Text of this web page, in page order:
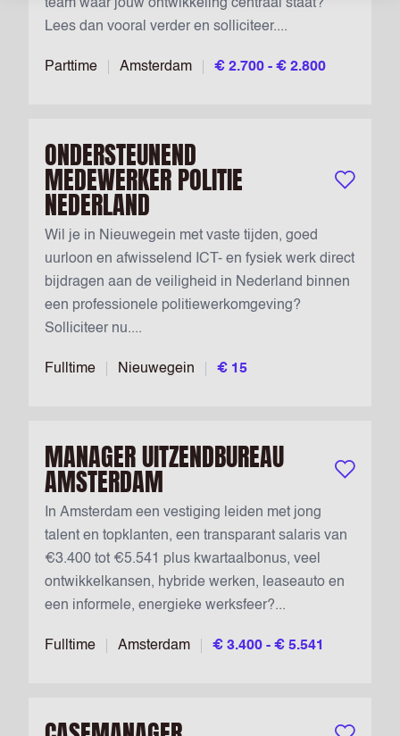
Parttime Amsterdam € 2.700 - € 2.800
team waar jouw ontwikkeling centraal staat?
Lees dan vooral verder en solliciteer....
ONDERSTEUNEND
MEDEWERKER POLITIE
NEDERLAND Bewaar
Fulltime Nieuwegein € 15
Wil je in Nieuwegein met vaste tijden, goed
uurloon en afwisselend ICT- en fysiek werk direct
bijdragen aan de veiligheid in Nederland binnen
een professionele politiewerkomgeving?
Solliciteer nu....
MANAGER UITZENDBUREAU
AMSTERDAM Bewaar
Fulltime Amsterdam € 3.400 - € 5.541
In Amsterdam een vestiging leiden met jong
talent en topklanten, een transparant salaris van
€3.400 tot €5.541 plus kwartaalbonus, veel
ontwikkelkansen, hybride werken, leaseauto en
een informele, energieke werksfeer?...